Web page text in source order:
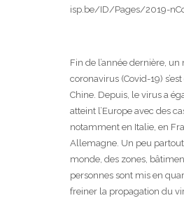
isp.be/ID/Pages/2019-
Fin de l’année dernière, un
coronavirus (Covid-19)
Chine. Depuis, le virus a
atteint l’Europe avec des
notamment en Italie, en
Allemagne. Un peu
monde, des zones,
personnes sont mis en
freiner la propagation du